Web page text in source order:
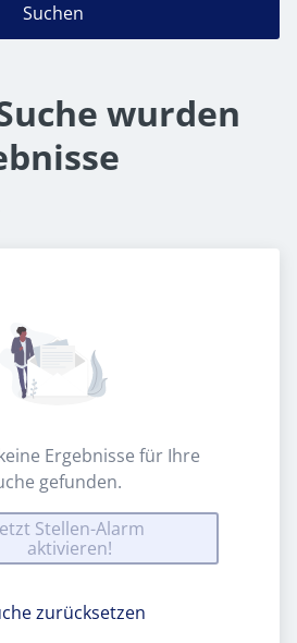
Suchen
wurden
Ergebnisse für Ihre
gefunden.
Stellen-Alarm
aktivieren!
zurücksetzen